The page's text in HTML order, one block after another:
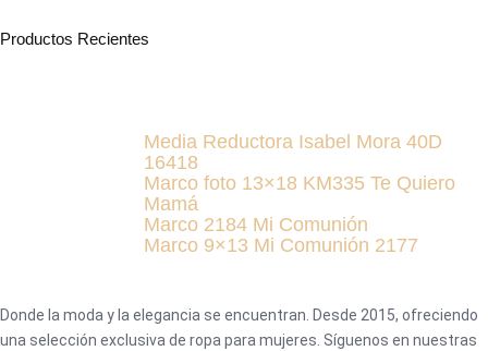
Productos Recientes
Media Reductora Isabel Mora 40D
16418
Marco foto 13×18 KM335 Te Quiero
Mamá
Marco 2184 Mi Comunión
Marco 9×13 Mi Comunión 2177
Donde la moda y la elegancia se encuentran. Desde 2015, ofreciendo
una selección exclusiva de ropa para mujeres. Síguenos en nuestras